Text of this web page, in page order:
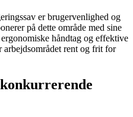
er brugervenlighed og
på dette område med sine
håndtag og effektive
arbejdsområdet rent og frit for